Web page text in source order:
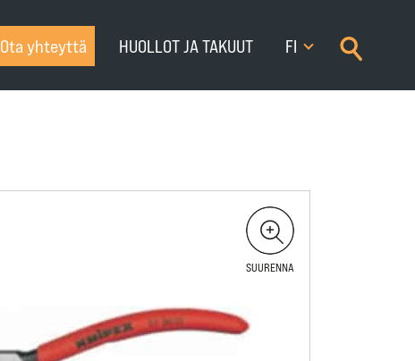
Ota yhteyttä HUOLLOT JA TAKUUT FI